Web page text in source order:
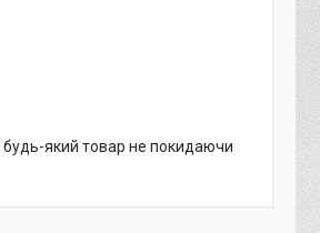
будь-який товар не покидаючи